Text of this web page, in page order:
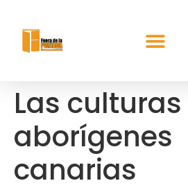
Las culturas
aborígenes
canarias